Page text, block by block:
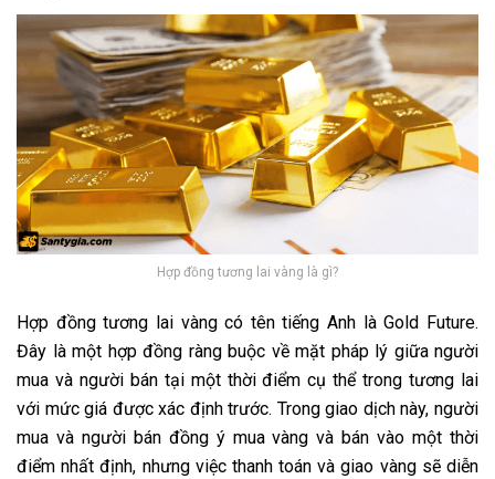
Hợp đồng tương lai vàng là gì?
Hợp đồng tương lai vàng có tên tiếng Anh là Gold Future.
Đây là một hợp đồng ràng buộc về mặt pháp lý giữa người
mua và người bán tại một thời điểm cụ thể trong tương lai
với mức giá được xác định trước. Trong giao dịch này, người
mua và người bán đồng ý mua vàng và bán vào một thời
điểm nhất định, nhưng việc thanh toán và giao vàng sẽ diễn